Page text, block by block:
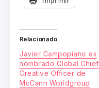
Relacionado
Javier Campopiano es
nombrado Global Chief
Creative Officer de
McCann Worldgroup